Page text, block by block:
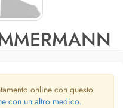
online con questo
con un altro medico.